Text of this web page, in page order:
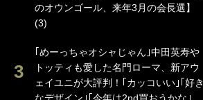
のオウンゴール、来年3月の会長選】
(3)
｢めーっちゃオシャじゃん｣中田英寿や
トッティも愛した名門ローマ、新アウ
ェイユニが大評判！｢カッコいい｣｢好き